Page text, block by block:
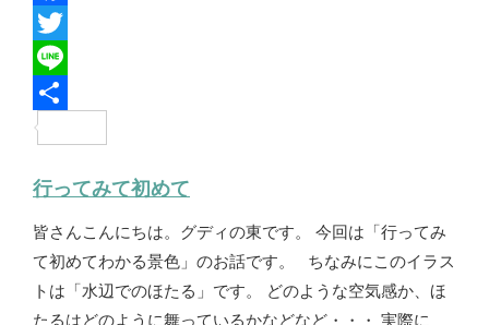
F
a
c
e
o
o
k
T
w
i
t
e
r
L
i
e
行ってみて初めて
皆さんこんにちは。グディの東です。 今回は「行ってみ
て初めてわかる景色」のお話です。 ちなみにこのイラス
トは「水辺でのほたる」です。 どのような空気感か、ほ
たるはどのように舞っているかなどなど・・・ 実際に